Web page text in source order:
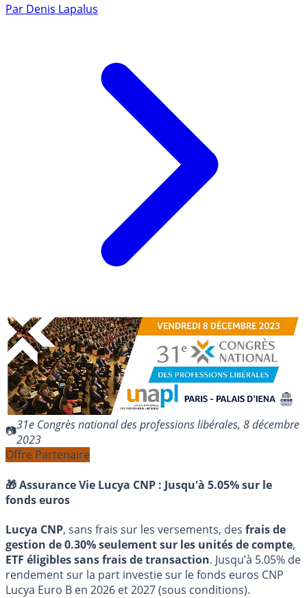
Par Denis Lapalus
31e Congrès national des professions libérales, 8 décembre
2023
Offre Partenaire
🎁 Assurance Vie Lucya CNP : Jusqu'à 5.05% sur le
fonds euros
Lucya CNP, sans frais sur les versements, des frais de
gestion de 0.30% seulement sur les unités de compte,
ETF éligibles sans frais de transaction. Jusqu’à 5.05% de
rendement sur la part investie sur le fonds euros CNP
Lucya Euro B en 2026 et 2027 (sous conditions).